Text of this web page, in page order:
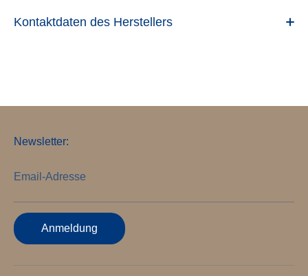
Kontaktdaten des Herstellers
Newsletter:
Email-Adresse
Anmeldung